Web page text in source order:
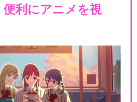
便利にアニメを視